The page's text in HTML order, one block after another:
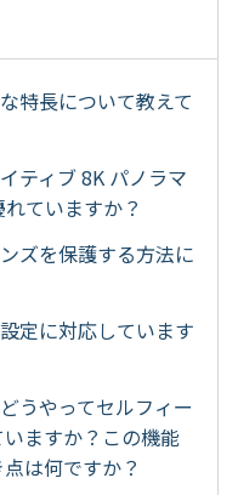
特長について教えて
ティブ 8K パノラマ
ていますか？
ズを保護する方法に
定に対応しています
うやってセルフィー
ますか？この機能
は何ですか？